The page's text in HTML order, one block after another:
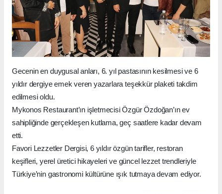
Gecenin en duygusal anları, 6. yıl pastasının kesilmesi ve 6
yıldır dergiye emek veren yazarlara teşekkür plaketi takdim
edilmesi oldu.
Mykonos Restaurant’ın işletmecisi Özgür Özdoğan’ın ev
sahipliğinde gerçekleşen kutlama, geç saatlere kadar devam
etti.
Favori Lezzetler Dergisi, 6 yıldır özgün tarifler, restoran
keşifleri, yerel üretici hikayeleri ve güncel lezzet trendleriyle
Türkiye’nin gastronomi kültürüne ışık tutmaya devam ediyor.